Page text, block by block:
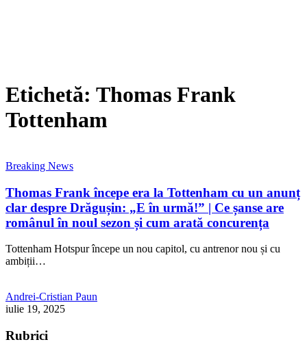
Etichetă: Thomas Frank
Tottenham
Breaking News
Thomas Frank începe era la Tottenham cu un anunț
clar despre Drăgușin: „E în urmă!” | Ce șanse are
românul în noul sezon și cum arată concurența
Tottenham Hotspur începe un nou capitol, cu antrenor nou și cu
ambiții…
Andrei-Cristian Paun
iulie 19, 2025
Rubrici